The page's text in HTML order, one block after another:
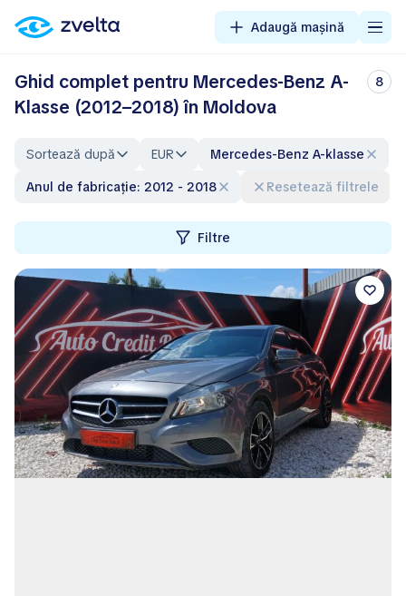
Adaugă mașină
Ghid complet pentru Mercedes-Benz A-
Klasse (2012–2018) în Moldova
8
Sortează după EUR
Mercedes-Benz A-klasse
Anul de fabricație: 2012 - 2018
Resetează filtrele
Filtre